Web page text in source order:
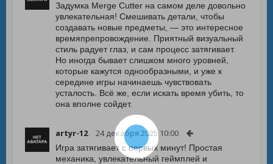
Задумка Merge Cutter на самом деле довольно
увлекательная! Смешивать детали, чтобы
создавать новые предметы, — это интересное
времяпрепровождение. Приятный визуальный
стиль радует глаз, и сам процесс затягивает.
Но иногда бывает слишком много уровней,
которые кажутся однообразными, и уже к
середине игры начинаешь чувствовать
усталость. Всё же, если искать время убить, то
она вполне сойдет.
artyr-12 24 декабря 2025 10:00
Игра затягивает с первых минут! Простая
механика, увлекательный геймплей и